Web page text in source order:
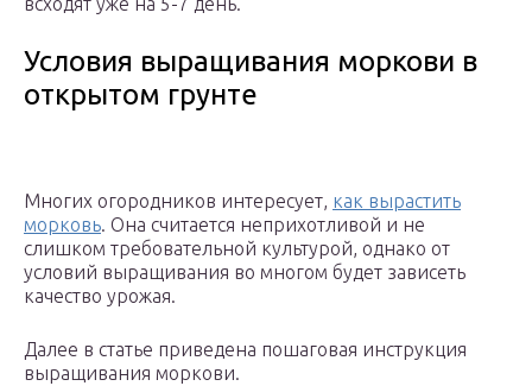
Условия выращивания моркови в
открытом грунте
Многих огородников интересует, как вырастить
морковь. Она считается неприхотливой и не
слишком требовательной культурой, однако от
условий выращивания во многом будет зависеть
качество урожая.
Далее в статье приведена пошаговая инструкция
выращивания моркови.